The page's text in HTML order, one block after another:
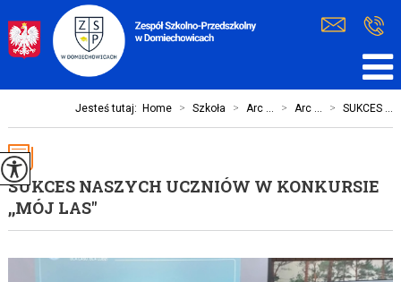
Jesteś tutaj: Home > Szkoła > Arc ... > Arc ... > SUKCES ...
SUKCES NASZYCH UCZNIÓW W KONKURSIE
,,MÓJ LAS''